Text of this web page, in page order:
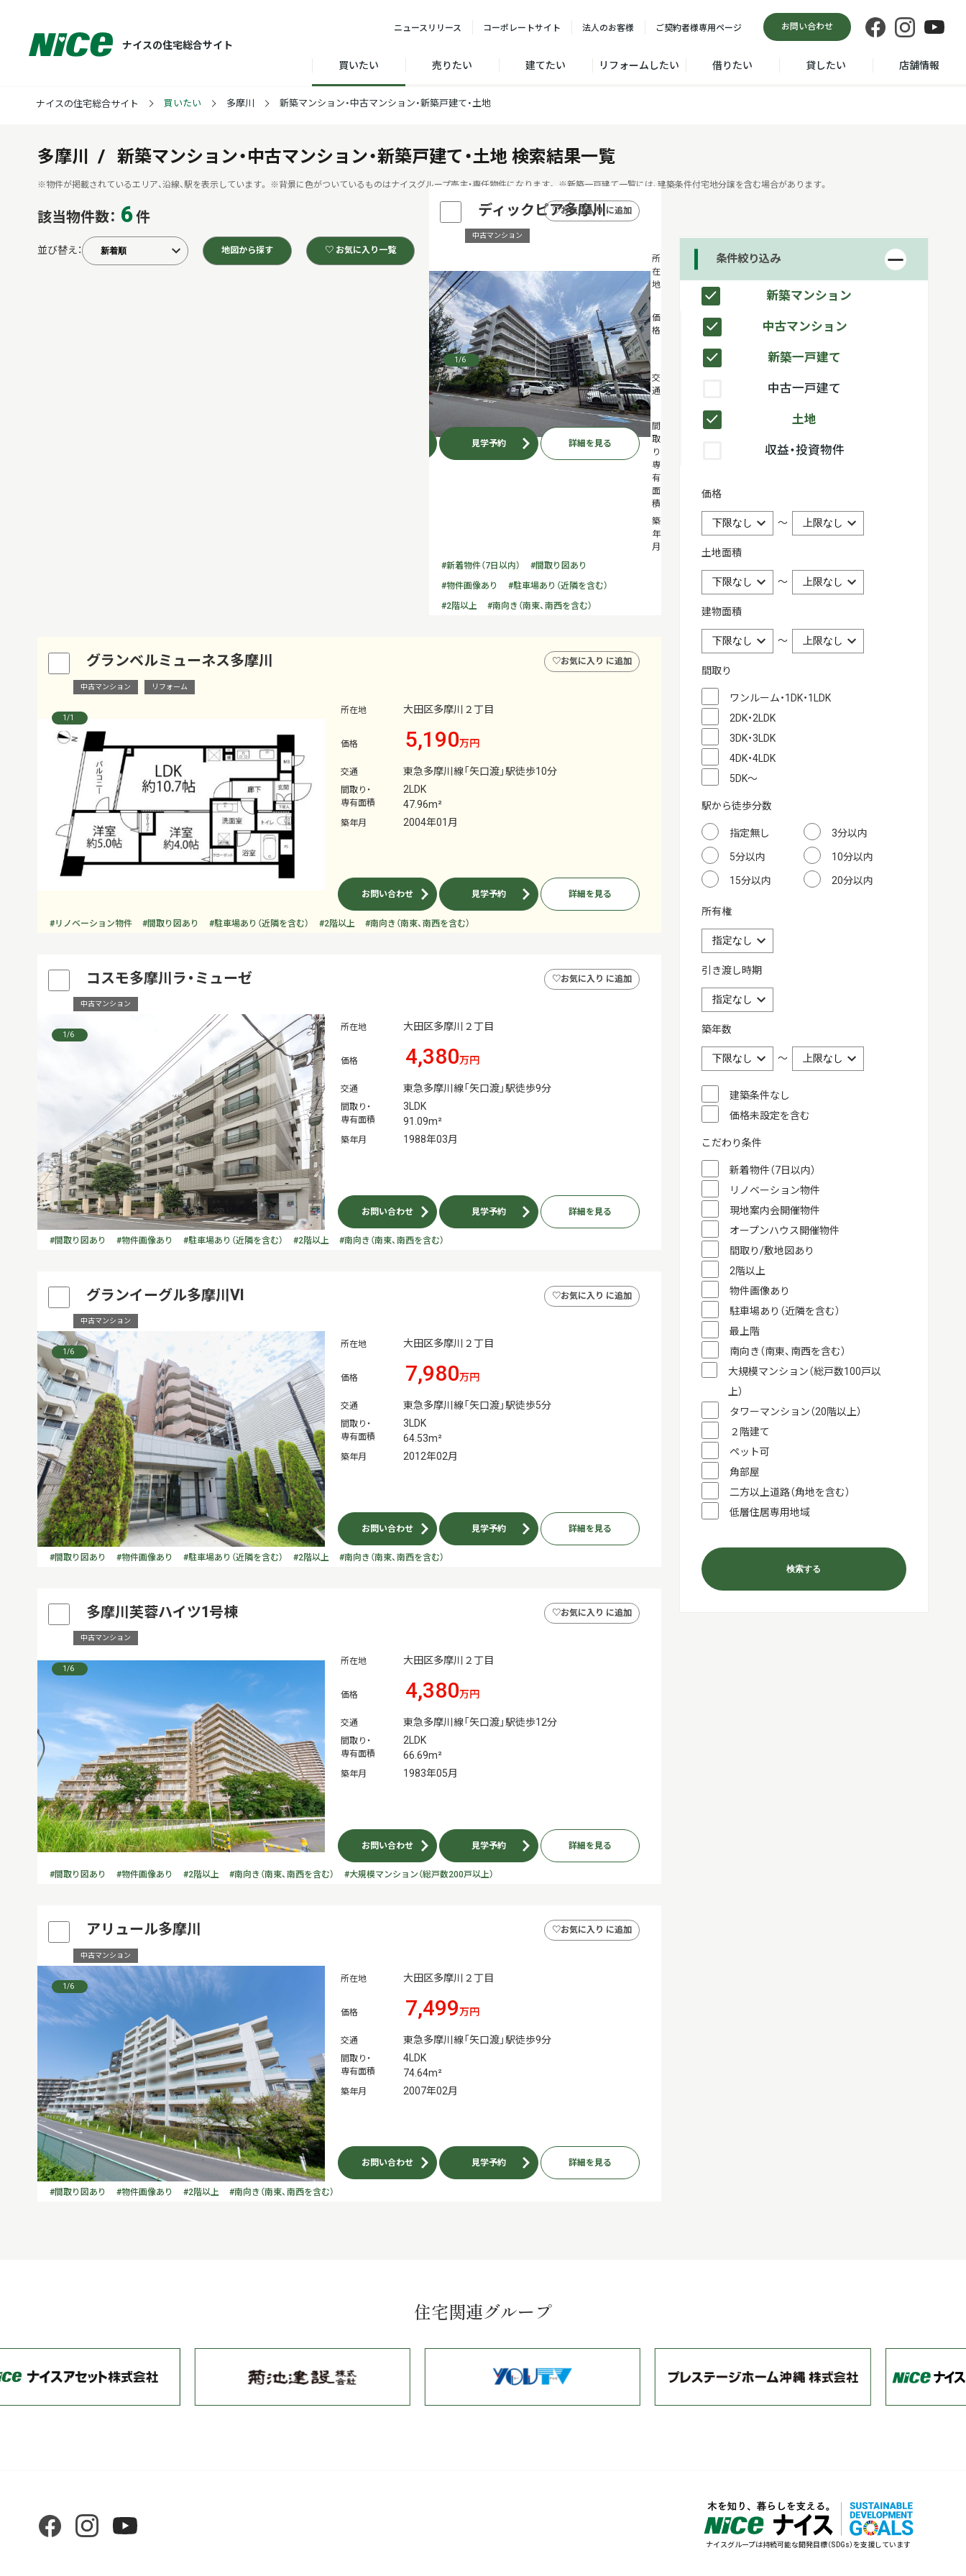
ナイスの住宅総合サイト
ニュース リリース コーポレートサイト 法人のお客様 ご契約者様専用ページ お問い合わせ
買いたい 売りたい 建てたい リフォームしたい 借りたい 貸したい 店舗情報
ナイスの住宅総合サイト 買いたい 多摩川 新築マンション・中古マンション・新築戸建て・土地
多摩川 新築マンション・中古マンション・新築戸建て・土地 検索結果一覧
※物件が掲載されているエリア、沿線、駅を表示しています。 ※背景に色がついているものはナイスグループ売主・専任物件になります。 ※新築一戸建て一覧には、建築条件付宅地分譲を含む場合があります。
該当物件数： 6 件
条件絞り込み
新築マンション
中古マンション
新築一戸建て
中古一戸建て
土地
収益・投資物件
価格
～
土地面積
～
建物面積
～
間取り
ワンルーム・1DK・1LDK
2DK・2LDK
3DK・3LDK
4DK・4LDK
5DK～
駅から徒歩分数
指定無し 3分以内
5分以内 10分以内
15分以内 20分以内
所有権
引き渡し時期
築年数
～
建築条件なし
価格未設定を含む
こだわり条件
新着物件（7日以内）
リノベーション物件
現地案内会開催物件
オープンハウス開催物件
間取り/敷地図あり
2階以上
物件画像あり
駐車場あり（近隣を含む）
最上階
南向き（南東、南西を含む）
大規模マンション（総戸数100戸以
上）
タワーマンション（20階以上）
２階建て
ペット可
角部屋
二方以上道路（角地を含む）
低層住居専用地域
並び替え： 地図から探す ♡ お気に入り一覧
ディックピア多摩川
中古マンション
所
在
地
大田区多摩
川２丁目
価
格
3,480
交
通
駅徒歩5分
間
取
り・
専
有
面
積
築
年
月
1974年11月
1 /6
#新着物件（7日以内）
#間取り図あり
#物件画像あり
#駐車場あり（近隣を含む）
#2階以上
#南向き（南東、南西を含む）
♡お気に入り に追加
見学予約 詳細を見る
グランベルミューネス多摩川
中古マンション リフォーム
所在地 大田区多摩川２丁目
価格 5,190万円
交通 東急多摩川線「矢口渡」駅徒歩10分
間取り・
専有面積
2LDK
47.96m²
築年月 2004年01月
1 /1
#リノベーション物件 #間取り図あり #駐車場あり（近隣を含む） #2階以上 #南向き（南東、南西を含む）
♡お気に入り に追加
お問い合わせ 見学予約 詳細を見る
コスモ多摩川ラ・ミューゼ
中古マンション
所在地 大田区多摩川２丁目
価格 4,380万円
交通 東急多摩川線「矢口渡」駅徒歩9分
間取り・
専有面積
3LDK
91.09m²
築年月 1988年03月
1 /6
#間取り図あり #物件画像あり #駐車場あり（近隣を含む） #2階以上 #南向き（南東、南西を含む）
♡お気に入り に追加
お問い合わせ 見学予約 詳細を見る
グランイーグル多摩川VI
中古マンション
所在地 大田区多摩川２丁目
価格 7,980万円
交通 東急多摩川線「矢口渡」駅徒歩5分
間取り・
専有面積
3LDK
64.53m²
築年月 2012年02月
1 /6
#間取り図あり #物件画像あり #駐車場あり（近隣を含む） #2階以上 #南向き（南東、南西を含む）
♡お気に入り に追加
お問い合わせ 見学予約 詳細を見る
多摩川芙蓉ハイツ1号棟
中古マンション
所在地 大田区多摩川２丁目
価格 4,380万円
交通 東急多摩川線「矢口渡」駅徒歩12分
間取り・
専有面積
2LDK
66.69m²
築年月 1983年05月
1 /6
#間取り図あり #物件画像あり #2階以上 #南向き（南東、南西を含む） #大規模マンション（総戸数200戸以上）
♡お気に入り に追加
お問い合わせ 見学予約 詳細を見る
アリュール多摩川
中古マンション
所在地 大田区多摩川２丁目
価格 7,499万円
交通 東急多摩川線「矢口渡」駅徒歩9分
間取り・
専有面積
4LDK
74.64m²
築年月 2007年02月
1 /6
#間取り図あり #物件画像あり #2階以上 #南向き（南東、南西を含む）
♡お気に入り に追加
お問い合わせ 見学予約 詳細を見る
住宅関連グループ
ナイスグループは持続可能な開発目標（SDGs）を支援しています